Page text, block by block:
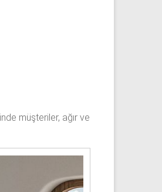
müşteriler, ağır ve